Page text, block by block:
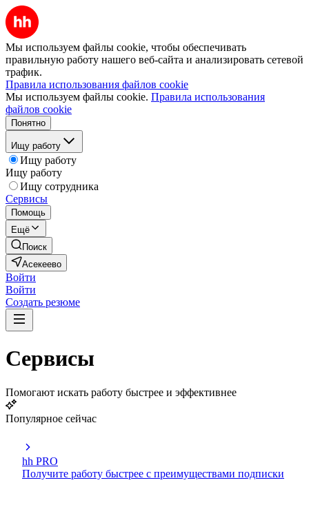
Мы используем файлы cookie, чтобы обеспечивать
правильную работу нашего веб-сайта и анализировать сетевой
трафик.
Правила использования файлов cookie
Мы используем файлы cookie. Правила использования
файлов cookie
Понятно
Ищу работу
Ищу работу
Ищу работу
Ищу сотрудника
Сервисы
Помощь
Ещё
Поиск
Асекеево
Войти
Войти
Создать резюме
Сервисы
Помогают искать работу быстрее и эффективнее
Популярное сейчас
hh PRO
Получите работу быстрее с преимуществами подписки